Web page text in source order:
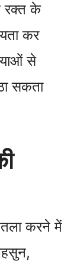
रक्त के
कर
से
सकता
करने में